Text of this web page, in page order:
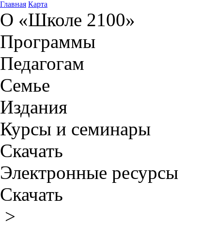
Главная Карта
О «Школе 2100»
Программы
Педагогам
Семье
Издания
Курсы и семинары
Скачать
Электронные ресурсы
Скачать
>